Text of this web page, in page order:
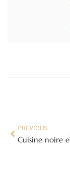
PREVIOUS